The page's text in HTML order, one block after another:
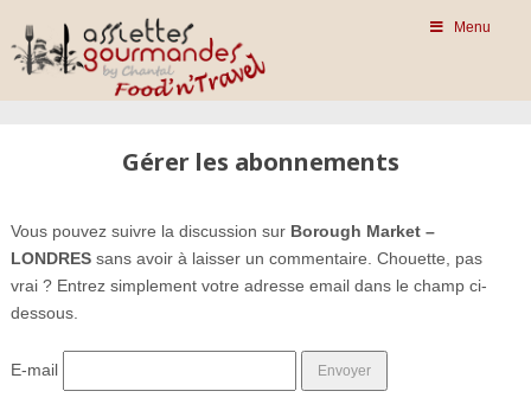
Menu
Gérer les abonnements
Vous pouvez suivre la discussion sur Borough Market –
LONDRESsans avoir à laisser un commentaire. Chouette, pas
vrai ? Entrez simplement votre adresse email dans le champ ci-
dessous.
E-mail